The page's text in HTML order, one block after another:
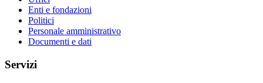
Enti e fondazioni
Politici
Personale amministrativo
Documenti e dati
Servizi